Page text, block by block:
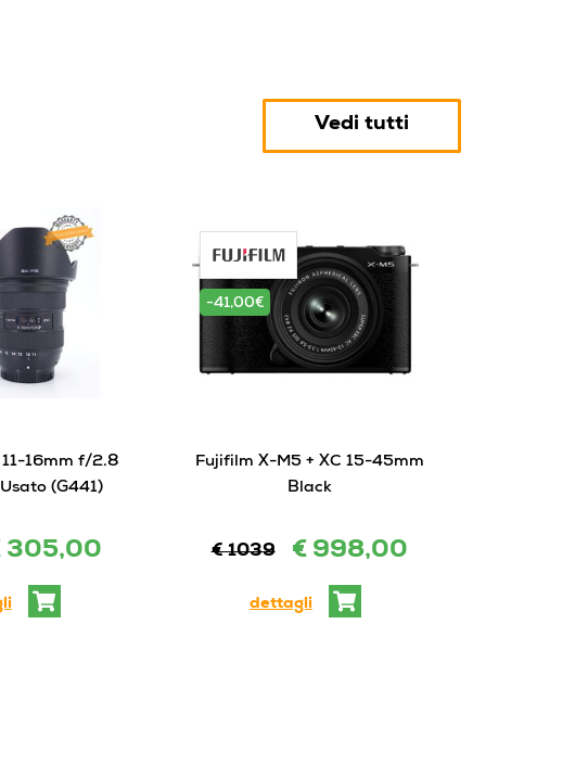
Vedi tutti
11-16mm f/2.8
(G441)
305,00
-41,00€
Fujifilm X-M5 + XC 15-45mm
Black
€ 1039 € 998,00
dettagli